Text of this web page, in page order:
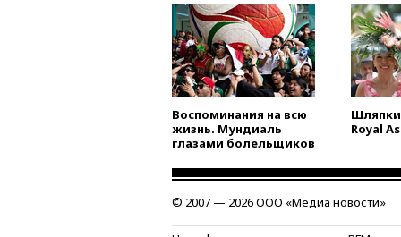
Воспоминания на всю
жизнь. Мундиаль
глазами болельщиков
Шляпки
Royal
© 2007 — 2026 ООО «Медиа новости»